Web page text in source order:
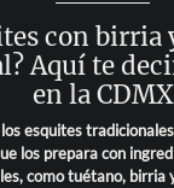
con birria
Aquí te
en la CDMX
esquites
los prepara con
como tuétano, birria